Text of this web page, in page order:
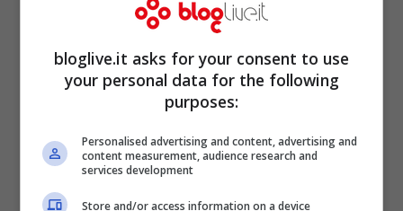
Texas), così come disuccessi rilevanti in
Romney è costretto a
ma il suo approccio più duro contro
l’aborto, l’omosessualità e le tasse sembra
bloglive.it asks for your consent to use
your personal data for the following
purposes:
Personalised advertising and content, advertising and
content measurement, audience research and
services development
Store and/or access information on a device